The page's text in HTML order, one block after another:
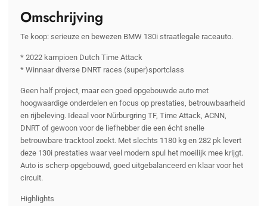
Omschrijving
Te koop: serieuze en bewezen BMW 130i straatlegale raceauto.
* 2022 kampioen Dutch Time Attack
* Winnaar diverse DNRT races (super)sportclass
Geen half project, maar een goed opgebouwde auto met
hoogwaardige onderdelen en focus op prestaties, betrouwbaarheid
en rijbeleving. Ideaal voor Nürburgring TF, Time Attack, ACNN,
DNRT of gewoon voor de liefhebber die een écht snelle
betrouwbare tracktool zoekt. Met slechts 1180 kg en 282 pk levert
deze 130i prestaties waar veel modern spul het moeilijk mee krijgt.
Auto is scherp opgebouwd, goed uitgebalanceerd en klaar voor het
circuit.
Highlights